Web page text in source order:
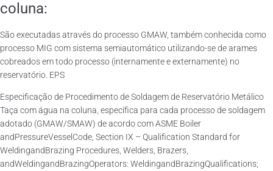
coluna:
São executadas através do processo GMAW, também conhecida como
processo MIG com sistema semiautomático utilizando-se de arames
cobreados em todo processo (internamente e externamente) no
reservatório. EPS
Especificação de Procedimento de Soldagem de Reservatório Metálico
Taça com água na coluna, específica para cada processo de soldagem
adotado (GMAW/SMAW) de acordo com ASME Boiler
andPressureVesselCode, Section IX – Qualification Standard for
WeldingandBrazing Procedures, Welders, Brazers,
andWeldingandBrazingOperators: WeldingandBrazingQualifications;